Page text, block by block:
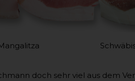
doch sehr viel aus dem